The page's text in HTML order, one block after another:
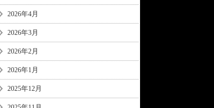
2026年4月
2026年3月
2026年2月
2026年1月
2025年12月